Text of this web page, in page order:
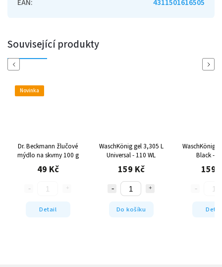
EAN: 4311501616505
Související produkty
Previous
Novinka
Dr. Beckmann žlučové
mýdlo na skvrny 100 g
49 Kč
Detail
WaschKönig gel 3,305 L
Universal - 110 WL
159 Kč
Do košíku
WaschKönig
Black -
159
Next